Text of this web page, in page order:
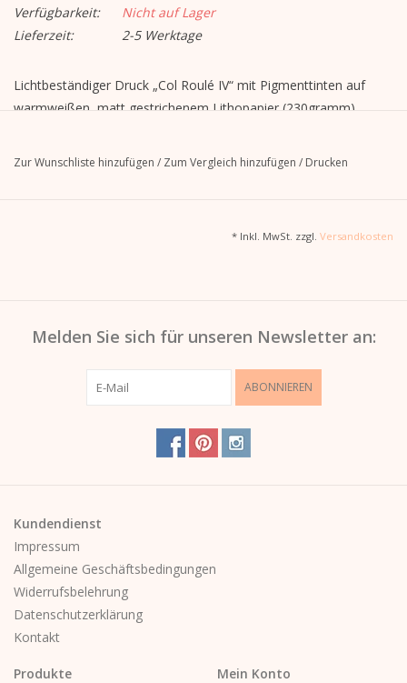
Verfügbarkeit:
Nicht auf Lager
Lieferzeit:
2-5 Werktage
Lichtbeständiger Druck „Col Roulé IV“ mit Pigmenttinten auf
warmweißen, matt gestrichenem Lithopapier (230gramm).
50 cm x 40 cm
Zur Wunschliste hinzufügen / Zum Vergleich hinzufügen / Drucken
* Inkl. MwSt. zzgl. Versandkosten
Melden Sie sich für unseren Newsletter an:
ABONNIEREN
Kundendienst
Impressum
Allgemeine Geschäftsbedingungen
Widerrufsbelehrung
Datenschutzerklärung
Kontakt
Produkte Mein Konto